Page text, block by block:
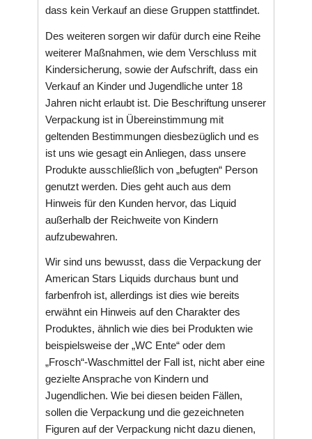
dass kein Verkauf an diese Gruppen stattfindet.
Des weiteren sorgen wir dafür durch eine Reihe
weiterer Maßnahmen, wie dem Verschluss mit
Kindersicherung, sowie der Aufschrift, dass ein
Verkauf an Kinder und Jugendliche unter 18
Jahren nicht erlaubt ist. Die Beschriftung unserer
Verpackung ist in Übereinstimmung mit
geltenden Bestimmungen diesbezüglich und es
ist uns wie gesagt ein Anliegen, dass unsere
Produkte ausschließlich von „befugten“ Person
genutzt werden. Dies geht auch aus dem
Hinweis für den Kunden hervor, das Liquid
außerhalb der Reichweite von Kindern
aufzubewahren.
Wir sind uns bewusst, dass die Verpackung der
American Stars Liquids durchaus bunt und
farbenfroh ist, allerdings ist dies wie bereits
erwähnt ein Hinweis auf den Charakter des
Produktes, ähnlich wie dies bei Produkten wie
beispielsweise der „WC Ente“ oder dem
„Frosch“-Waschmittel der Fall ist, nicht aber eine
gezielte Ansprache von Kindern und
Jugendlichen. Wie bei diesen beiden Fällen,
sollen die Verpackung und die gezeichneten
Figuren auf der Verpackung nicht dazu dienen,